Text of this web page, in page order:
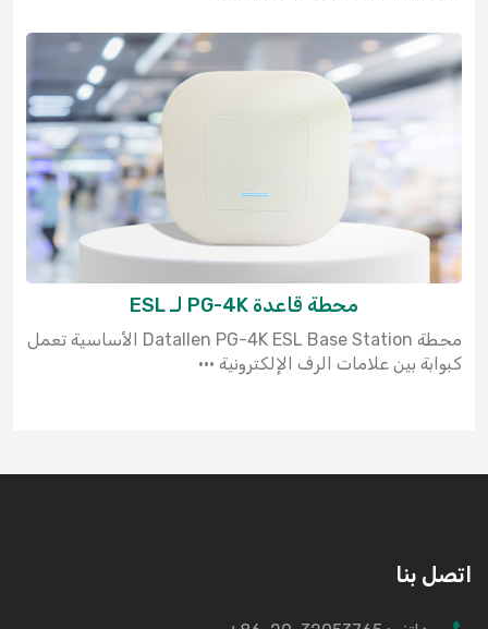
محطة قاعدة PG-4K لـ ESL
محطة Datallen PG-4K ESL Base Station الأساسية تعمل
كبوابة بين علامات الرف الإلكترونية ···
اتصل بنا